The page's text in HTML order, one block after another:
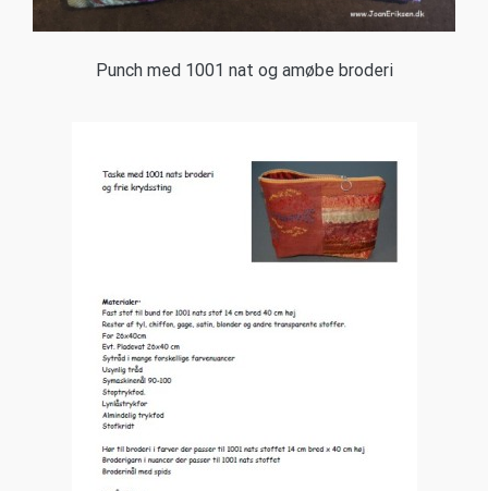
Punch med 1001 nat og amøbe broderi